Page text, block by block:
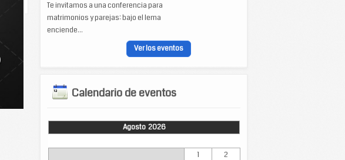
Te invitamos a una conferencia para
matrimonios y parejas: bajo el lema
enciende...
Ver los eventos
Calendario de eventos
Agosto 2026
1
2